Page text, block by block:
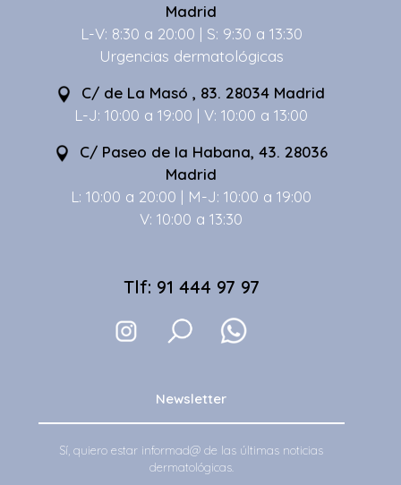
Madrid
L-V: 8:30 a 20:00 | S: 9:30 a 13:30
Urgencias dermatológicas
C/ de La Masó , 83. 28034 Madrid
L-J: 10:00 a 19:00 | V: 10:00 a 13:00
C/ Paseo de la Habana, 43. 28036
Madrid
L: 10:00 a 20:00 | M-J: 10:00 a 19:00
V: 10:00 a 13:30
Tlf: 91 444 97 97
Newsletter
Sí, quiero estar informad@ de las últimas noticias
dermatológicas.